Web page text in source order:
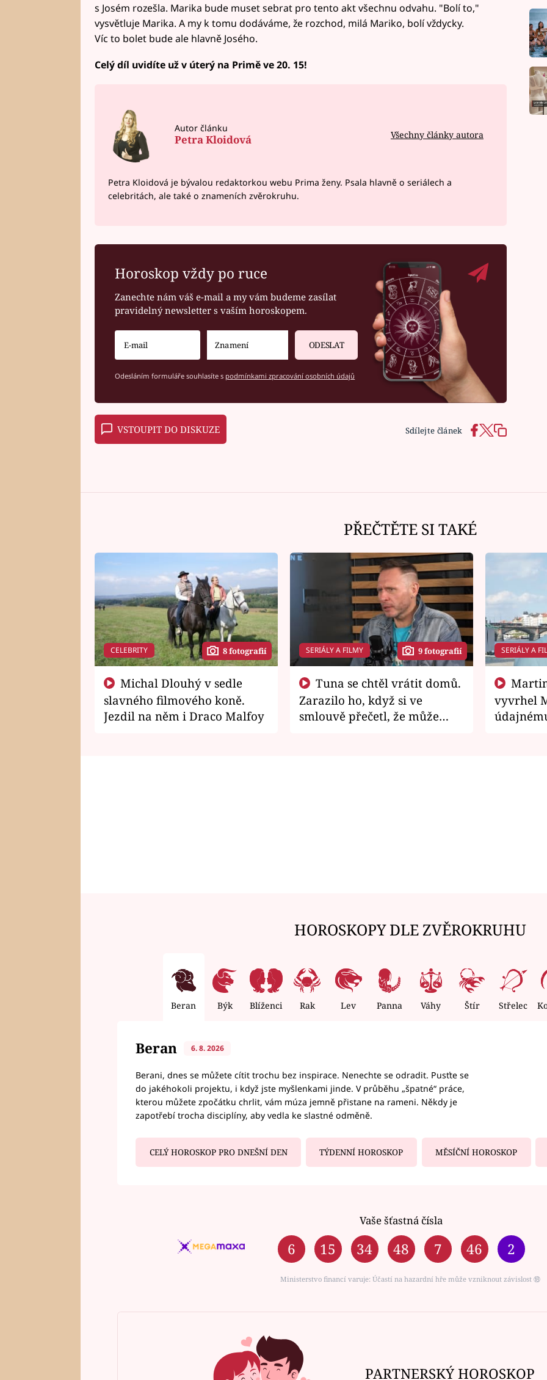
s Josém rozešla. Marika bude muset sebrat pro tento akt všechnu odvahu. "Bolí to,"
vysvětluje Marika. A my k tomu dodáváme, že rozchod, milá Mariko, bolí vždycky.
Víc to bolet bude ale hlavně Josého.
Celý díl uvidíte už v úterý na Primě ve 20. 15!
Autor článku
Petra Kloidová Všechny články autora
Petra Kloidová je bývalou redaktorkou webu Prima ženy. Psala hlavně o seriálech a
celebritách, ale také o znameních zvěrokruhu.
Horoskop vždy po ruce
Zanechte nám váš e-mail a my vám budeme zasílat
pravidelný newsletter s vaším horoskopem.
ODESLAT
Odesláním formuláře souhlasíte s podmínkami zpracování osobních údajů
VSTOUPIT DO DISKUZE Sdílejte článek
PŘEČTĚTE SI TAKÉ
CELEBRITY 8 fotografií
slavného filmového koně.
Jezdil na něm i Draco Malfoy
SERIÁLY A FILMY 9 fotografií
Zarazilo ho, když si ve
smlouvě přečetl, že může
SERIÁLY A
vyvrhel
HOROSKOPY DLE ZVĚROKRUHU
Beran Býk Blíženci Rak Lev Panna Váhy Štír Střelec
Beran 6. 8. 2026
Berani, dnes se můžete cítit trochu bez inspirace. Nenechte se odradit. Pusťte se
do jakéhokoli projektu, i když jste myšlenkami jinde. V průběhu „špatné“ práce,
kterou můžete zpočátku chrlit, vám múza jemně přistane na rameni. Někdy je
zapotřebí trocha disciplíny, aby vedla ke slastné odměně.
CELÝ HOROSKOP PRO DNEŠNÍ DEN TÝDENNÍ HOROSKOP MĚSÍČNÍ HOROSKOP
Vaše šťastná čísla
6 15 34 48 7 46 2
Ministerstvo financí varuje: Účastí na hazardní hře může vzniknout závislost ⑱
PARTNERSKÝ HOROSKOP